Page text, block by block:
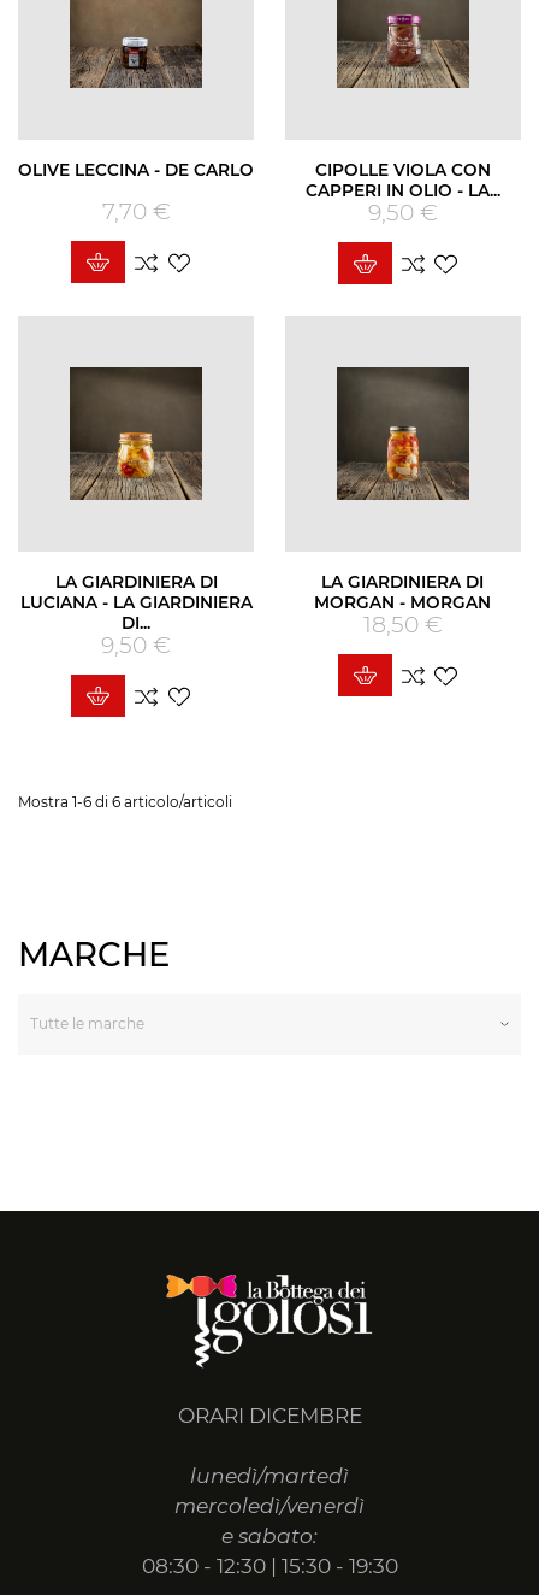
OLIVE LECCINA - DE CARLO
Prezzo
7,70 €
CIPOLLE VIOLA CON
CAPPERI IN OLIO - LA...
Prezzo
9,50 €
LA GIARDINIERA DI
LUCIANA - LA GIARDINIERA
DI...
Prezzo
9,50 €
LA GIARDINIERA DI
MORGAN - MORGAN
Prezzo
18,50 €
Mostra 1-6 di 6 articolo/articoli
MARCHE
ORARI DICEMBRE
lunedì/martedì
mercoledì/venerdì
e sabato:
08:30 - 12:30 | 15:30 - 19:30